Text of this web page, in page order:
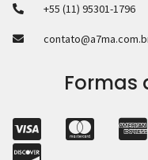
+55 (11) 95301-1796
Formas